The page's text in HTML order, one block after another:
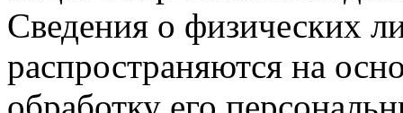
Сведения о физических
распространяются на